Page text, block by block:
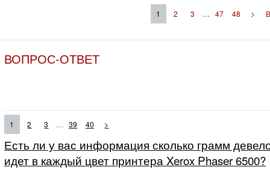
1 2 3 ... 47 48 >
ВОПРОС-ОТВЕТ
1 2 3 ... 39 40 >
Есть ли у вас информация сколько грамм
идет в каждый цвет принтера Xerox Phaser 6500?